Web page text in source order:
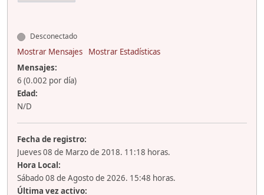
Desconectado
Mostrar Mensajes
Mostrar Estadísticas
Mensajes:
6 (0.002 por día)
Edad:
N/D
Fecha de registro:
Jueves 08 de Marzo de 2018. 11:18 horas.
Hora Local:
Sábado 08 de Agosto de 2026. 15:48 horas.
Última vez activo: